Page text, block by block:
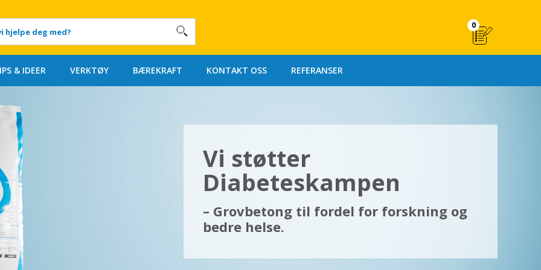
0
& IDEER VERKTØY BÆREKRAFT KONTAKT OSS REFERANSER
Vi støtter
Diabeteskampen
– Grovbetong til fordel for forskning og
bedre helse.